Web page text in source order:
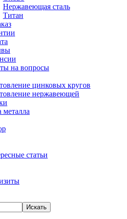
Нержавеющая сталь
Титан
на вопросы
цинковых кругов
нержавеющей
металла
статьи
Искать